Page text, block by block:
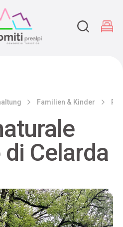
Familien & Kinder
Celarda